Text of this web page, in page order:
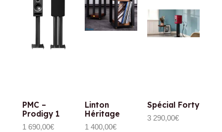
PMC –
Prodigy 1
1 690,00€
Linton
Héritage
1 400,00€
Spécial Forty
3 290,00€